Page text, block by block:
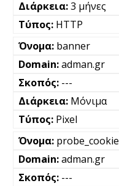
3 μήνες
HTTP
banner
adman.gr
---
Μόνιμα
Pixel
probe_cookie
adman.gr
---